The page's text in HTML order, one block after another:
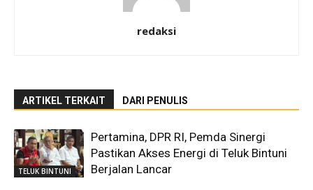
redaksi
ARTIKEL TERKAIT DARI PENULIS
TELUK BINTUNI
Pertamina, DPR RI, Pemda Sinergi
Pastikan Akses Energi di Teluk Bintuni
Berjalan Lancar